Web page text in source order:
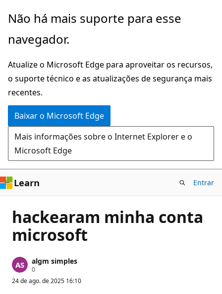
Pular
o
principal
Não há mais suporte para esse
navegador.
Atualize o Microsoft Edge para aproveitar os recursos,
o suporte técnico e as atualizações de segurança mais
recentes.
Baixar o Microsoft Edge
Mais informações sobre o Internet Explorer e o
Microsoft Edge
Learn Entrar
hackearam minha conta
microsoft
algm simples
0P
n
24 de ago. de 2025 16:10